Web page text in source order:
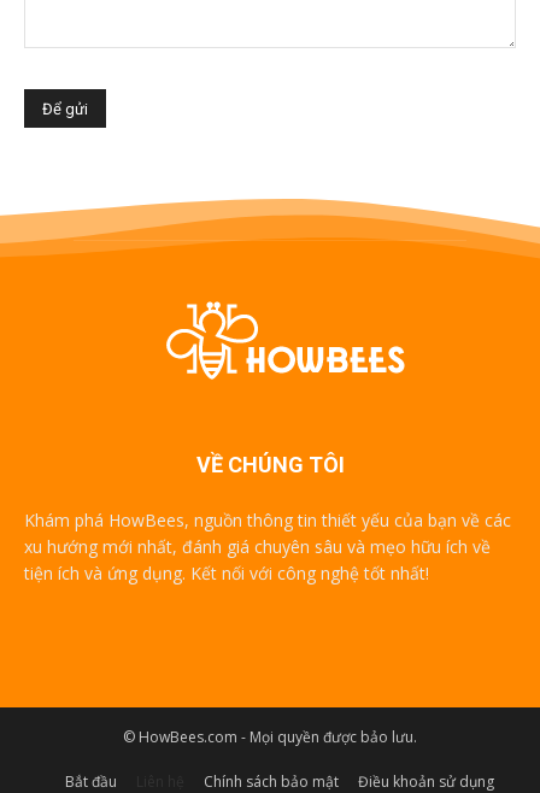
VỀ CHÚNG TÔI
Khám phá HowBees, nguồn thông tin thiết yếu của bạn về các
xu hướng mới nhất, đánh giá chuyên sâu và mẹo hữu ích về
tiện ích và ứng dụng. Kết nối với công nghệ tốt nhất!
© HowBees.com - Mọi quyền được bảo lưu.
Bắt đầu Chính sách bảo mật Điều khoản sử dụng